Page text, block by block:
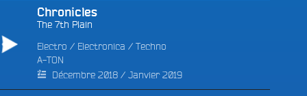
Chronicles
The 7th Plain
Electro / Electronica / Techno
A-TON
Décembre 2018 / Janvier 2019